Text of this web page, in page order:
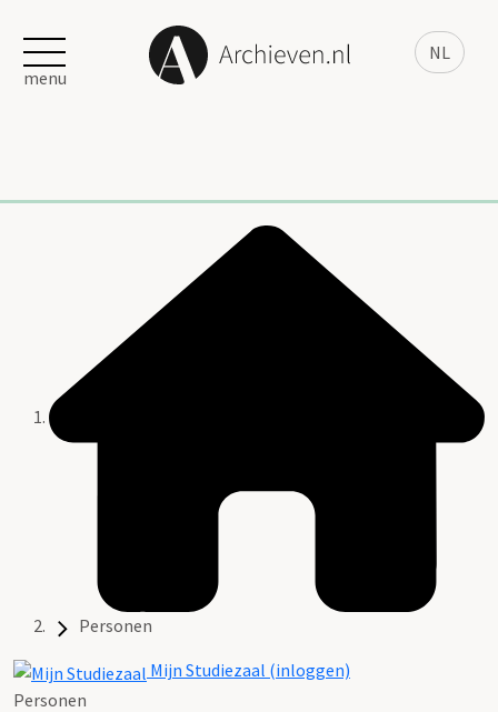
NL
menu
Personen
Mijn Studiezaal (inloggen)
Personen